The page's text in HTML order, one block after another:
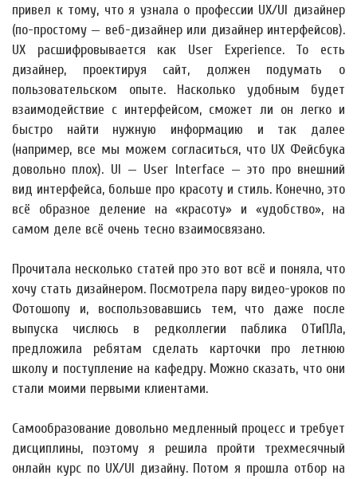
привел к тому, что я узнала о профессии UX/UI дизайнер
(по-простому — веб-дизайнер или дизайнер интерфейсов).
UX расшифровывается как User Experience. То есть
дизайнер, проектируя сайт, должен подумать о
пользовательском опыте. Насколько удобным будет
взаимодействие с интерфейсом, сможет ли он легко и
быстро найти нужную информацию и так далее
(например, все мы можем согласиться, что UX Фейсбука
довольно плох). UI — User Interface — это про внешний
вид интерфейса, больше про красоту и стиль. Конечно, это
всё образное деление на «красоту» и «удобство», на
самом деле всё очень тесно взаимосвязано.
Прочитала несколько статей про это вот всё и поняла, что
хочу стать дизайнером. Посмотрела пару видео-уроков по
Фотошопу и, воспользовавшись тем, что даже после
выпуска числюсь в редколлегии паблика ОТиПЛа,
предложила ребятам сделать карточки про летнюю
школу и поступление на кафедру. Можно сказать, что они
стали моими первыми клиентами.
Самообразование довольно медленный процесс и требует
дисциплины, поэтому я решила пройти трехмесячный
онлайн курс по UX/UI дизайну. Потом я прошла отбор на